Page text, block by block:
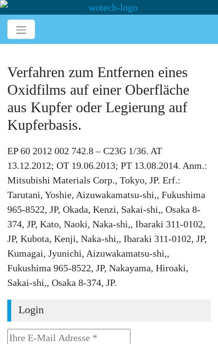
Verfahren zum Entfernen eines
Oxidfilms auf einer Oberfläche
aus Kupfer oder Legierung auf
Kupferbasis.
EP 60 2012 002 742.8 – C23G 1/36. AT
13.12.2012; OT 19.06.2013; PT 13.08.2014. Anm.:
Mitsubishi Materials Corp., Tokyo, JP. Erf.:
Tarutani, Yoshie, Aizuwakamatsu-shi,, Fukushima
965-8522, JP, Okada, Kenzi, Sakai-shi,, Osaka 8-
374, JP, Kato, Naoki, Naka-shi,, Ibaraki 311-0102,
JP, Kubota, Kenji, Naka-shi,, Ibaraki 311-0102, JP,
Kumagai, Jyunichi, Aizuwakamatsu-shi,,
Fukushima 965-8522, JP, Nakayama, Hiroaki,
Sakai-shi,, Osaka 8-374, JP.
Login